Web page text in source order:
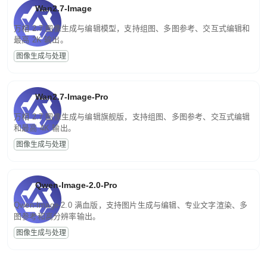
Wan2.7-Image
万相 2.7 图像生成与编辑模型，支持组图、多图参考、交互式编辑和
最高 2K 输出。
图像生成与处理
Wan2.7-Image-Pro
万相 2.7 图像生成与编辑旗舰版，支持组图、多图参考、交互式编辑
和最高 4K 输出。
图像生成与处理
Qwen-Image-2.0-Pro
Qwen-Image-2.0 满血版，支持图片生成与编辑、专业文字渲染、多
图参考和高分辨率输出。
图像生成与处理